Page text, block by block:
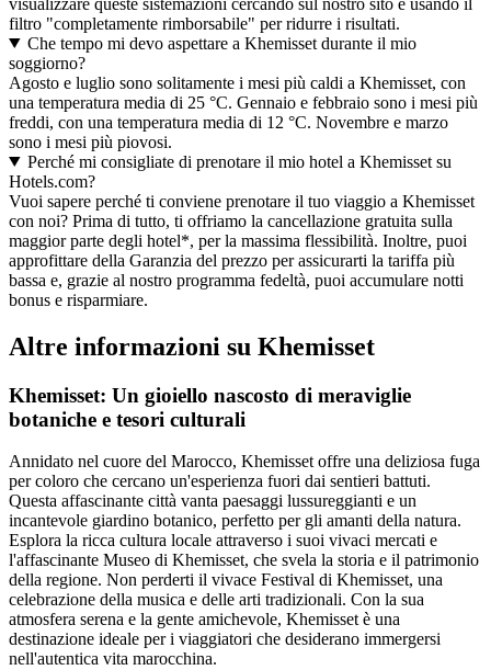
filtro "completamente rimborsabile" per ridurre i risultati.
Che tempo mi devo aspettare a Khemisset durante il mio
soggiorno?
Agosto e luglio sono solitamente i mesi più caldi a Khemisset, con
una temperatura media di 25 °C. Gennaio e febbraio sono i mesi più
freddi, con una temperatura media di 12 °C. Novembre e marzo
sono i mesi più piovosi.
Perché mi consigliate di prenotare il mio hotel a Khemisset su
Hotels.com?
Vuoi sapere perché ti conviene prenotare il tuo viaggio a Khemisset
con noi? Prima di tutto, ti offriamo la cancellazione gratuita sulla
maggior parte degli hotel*, per la massima flessibilità. Inoltre, puoi
approfittare della Garanzia del prezzo per assicurarti la tariffa più
bassa e, grazie al nostro programma fedeltà, puoi accumulare notti
bonus e risparmiare.
Altre informazioni su Khemisset
Khemisset: Un gioiello nascosto di meraviglie
botaniche e tesori culturali
Annidato nel cuore del Marocco, Khemisset offre una deliziosa fuga
per coloro che cercano un'esperienza fuori dai sentieri battuti.
Questa affascinante città vanta paesaggi lussureggianti e un
incantevole giardino botanico, perfetto per gli amanti della natura.
Esplora la ricca cultura locale attraverso i suoi vivaci mercati e
l'affascinante Museo di Khemisset, che svela la storia e il patrimonio
della regione. Non perderti il vivace Festival di Khemisset, una
celebrazione della musica e delle arti tradizionali. Con la sua
atmosfera serena e la gente amichevole, Khemisset è una
destinazione ideale per i viaggiatori che desiderano immergersi
nell'autentica vita marocchina.